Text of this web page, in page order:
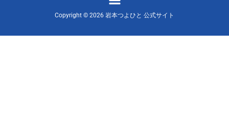
ニ
ュ
Copyright © 2026 岩本つよひと 公式サイト